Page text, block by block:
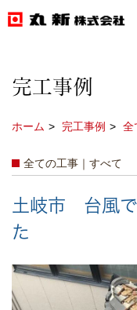
完工事例
ホーム 完工事例 全
全ての工事｜すべて
土岐市 台風で
た